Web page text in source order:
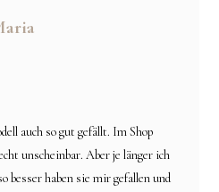
auch so gut gefällt. Im Shop
unscheinbar. Aber je länger ich
besser haben sie mir gefallen und